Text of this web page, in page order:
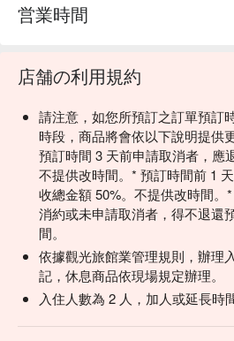
営業時間
店舗の利用規約
請注意，如您所預訂之訂單預訂
時段，商品將會依以下說明提供
預訂時間 3 天前申請取消者，應
不提供改時間。* 預訂時間前 1
收總金額 50%。不提供改時間。
消約或未申請取消者，得不退還
間。
依據觀光旅館業管理規則，辦理
記，休息商品依現場規定辦理。
入住人數為 2 人，加人或延長時